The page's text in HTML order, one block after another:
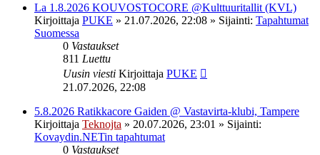
La 1.8.2026 KOUVOSTOCORE @Kulttuuritallit (KVL)
Kirjoittaja PUKE » 21.07.2026, 22:08 » Sijainti: Tapahtumat
Suomessa
0 Vastaukset
811 Luettu
Uusin viesti Kirjoittaja PUKE
21.07.2026, 22:08
5.8.2026 Ratikkacore Gaiden @ Vastavirta-klubi, Tampere
Kirjoittaja Teknojta » 20.07.2026, 23:01 » Sijainti:
Kovaydin.NETin tapahtumat
0 Vastaukset